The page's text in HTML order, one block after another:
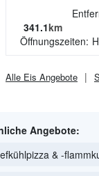
341.1km
Öffnungszeiten:
Alle Eis Angebote
Angebote:
& -